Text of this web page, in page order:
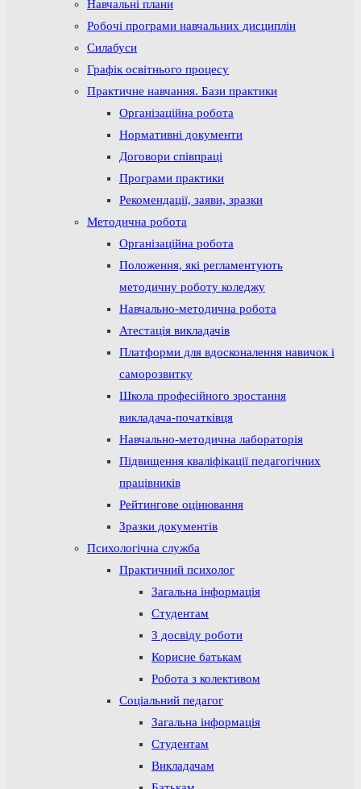
Навчальні плани
Робочі програми навчальних дисциплін
Силабуси
Графік освітнього процесу
Практичне навчання. Бази практики
Організаційна робота
Нормативні документи
Договори співпраці
Програми практики
Рекомендації, заяви, зразки
Методична робота
Організаційна робота
Положення, які регламентують
методичну роботу коледжу
Навчально-методична робота
Атестація викладачів
Платформи для вдосконалення навичок і
саморозвитку
Школа професійного зростання
викладача-початківця
Навчально-методична лабораторія
Підвищення кваліфікації педагогічних
працівників
Рейтингове оцінювання
Зразки документів
Психологічна служба
Практичний психолог
Загальна інформація
Студентам
З досвіду роботи
Корисне батькам
Робота з колективом
Соціальний педагог
Загальна інформація
Студентам
Викладачам